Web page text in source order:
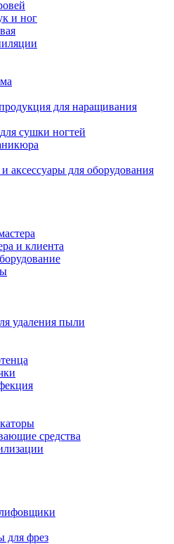
и ног
для наращивания
сушки ногтей
аксессуары для оборудования
и клиента
удаления пыли
средства
для фрез